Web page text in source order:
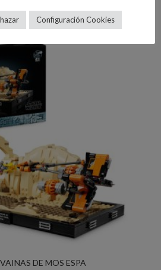
DE MOS ESPA
Configuración Cookies